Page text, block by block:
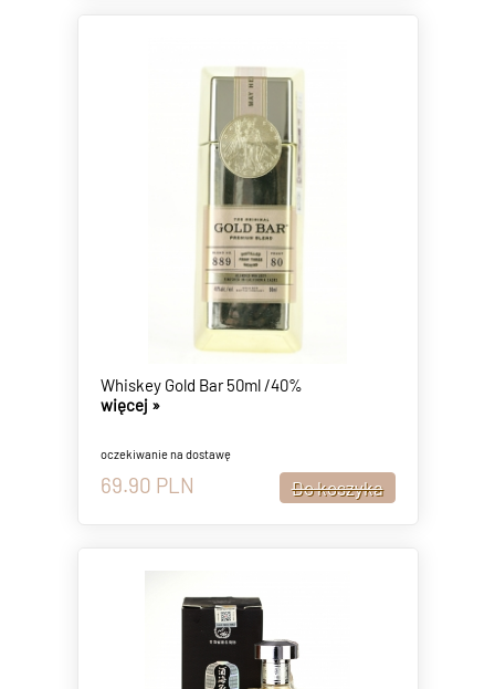
Whiskey Gold Bar 50ml /40%
więcej »
oczekiwanie na dostawę
69.90 PLN